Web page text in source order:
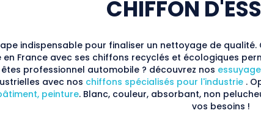
CHIFFON
indispensable pour finaliser un nettoyage de
France avec ses chiffons recyclés et écologiques
professionnel automobile ? découvrez nos
avec nos chiffons spécialisés pour l'industrie.
peinture. Blanc, couleur, absorbant, non
vos besoins !